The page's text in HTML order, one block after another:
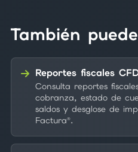
También
Reportes fiscales
Consulta reportes
cobranza, estado de
saldos y desglose de
Factura®.